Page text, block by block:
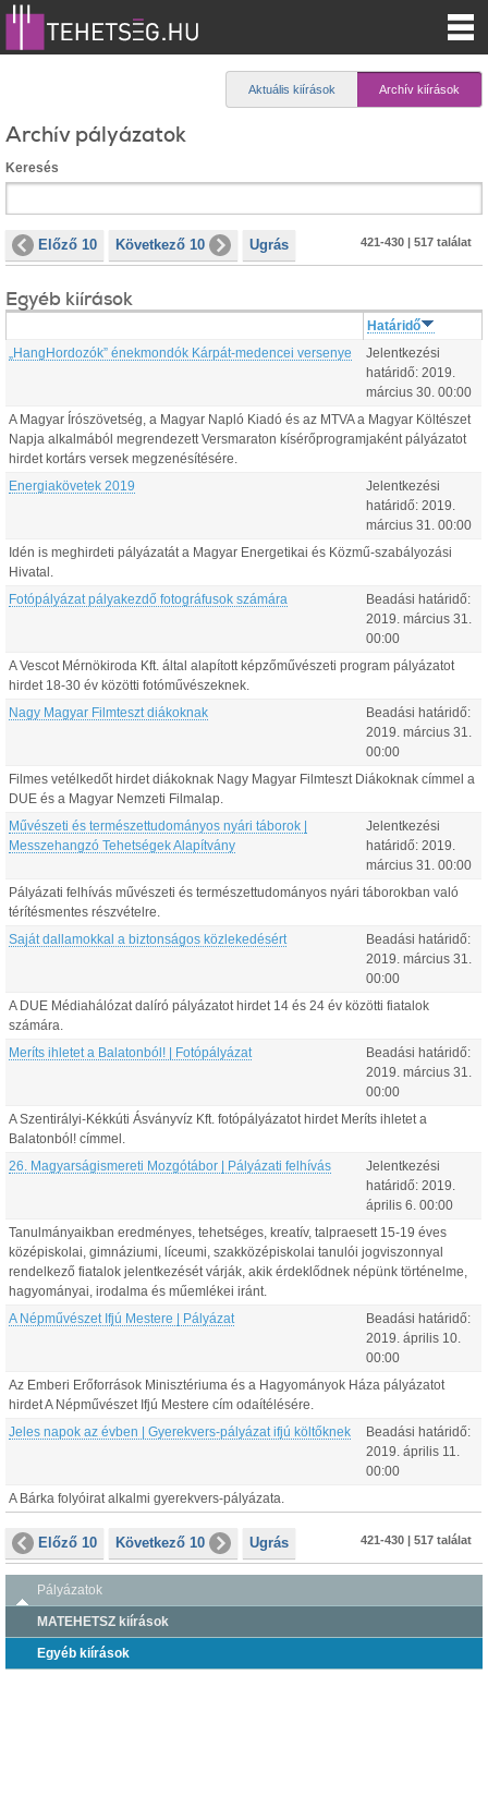
Aktuális kiírások Archív kiírások
Archív pályázatok
Keresés
Előző 10 Következő 10 Ugrás 421-430 | 517 találat
Egyéb kiírások
Határidő
„HangHordozók” énekmondók Kárpát-medencei versenye
Jelentkezési
határidő: 2019.
március 30 00:00
A Magyar Írószövetség, a Magyar Napló Kiadó és az MTVA a Magyar Költészet
Napja alkalmából megrendezett Versmaraton kísérőprogramjaként pályázatot
hirdet kortárs versek megzenésítésére.
Energiakövetek 2019
Jelentkezési
határidő: 2019.
március 31 00:00
Idén is meghirdeti pályázatát a Magyar Energetikai és Közmű-szabályozási
Hivatal.
Fotópályázat pályakezdő fotográfusok számára
Beadási határidő:
2019. március 31
00:00
A Vescot Mérnökiroda Kft. által alapított képzőművészeti program pályázatot
hirdet 18-30 év közötti fotóművészeknek.
Nagy Magyar Filmteszt diákoknak
Beadási határidő:
2019. március 31
00:00
Filmes vetélkedőt hirdet diákoknak Nagy Magyar Filmteszt Diákoknak címmel a
DUE és a Magyar Nemzeti Filmalap.
Művészeti és természettudományos nyári táborok |
Messzehangzó Tehetségek Alapítvány
Jelentkezési
határidő: 2019.
március 31 00:00
Pályázati felhívás művészeti és természettudományos nyári táborokban való
térítésmentes részvételre.
Saját dallamokkal a biztonságos közlekedésért
Beadási határidő:
2019. március 31
00:00
A DUE Médiahálózat dalíró pályázatot hirdet 14 és 24 év közötti fiatalok
számára.
Meríts ihletet a Balatonból! | Fotópályázat
Beadási határidő:
2019. március 31
00:00
A Szentirályi-Kékkúti Ásványvíz Kft. fotópályázatot hirdet Meríts ihletet a
Balatonból! címmel.
26. Magyarságismereti Mozgótábor | Pályázati felhívás
Jelentkezési
határidő: 2019.
április 6 00:00
Tanulmányaikban eredményes, tehetséges, kreatív, talpraesett 15-19 éves
középiskolai, gimnáziumi, líceumi, szakközépiskolai tanulói jogviszonnyal
rendelkező fiatalok jelentkezését várják, akik érdeklődnek népünk történelme,
hagyományai, irodalma és műemlékei iránt.
A Népművészet Ifjú Mestere | Pályázat
Beadási határidő:
2019. április 10
00:00
Az Emberi Erőforrások Minisztériuma és a Hagyományok Háza pályázatot
hirdet A Népművészet Ifjú Mestere cím odaítélésére.
Jeles napok az évben | Gyerekvers-pályázat ifjú költőknek
Beadási határidő:
2019. április 11
00:00
A Bárka folyóirat alkalmi gyerekvers-pályázata.
Előző 10 Következő 10 Ugrás 421-430 | 517 találat
Pályázatok
MATEHETSZ kiírások
Egyéb kiírások